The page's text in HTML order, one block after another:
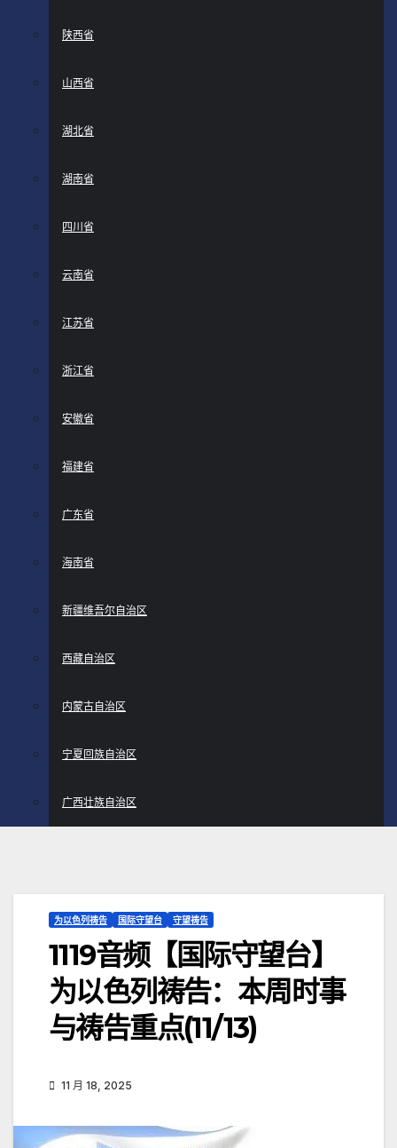
陕西省
山西省
湖北省
湖南省
四川省
云南省
江苏省
浙江省
安徽省
福建省
广东省
海南省
新疆维吾尔自治区
西藏自治区
内蒙古自治区
宁夏回族自治区
广西壮族自治区
为以色列祷告 国际守望台 守望祷告
1119音频【国际守望台】
为以色列祷告：本周时事
与祷告重点(11/13)
11 月 18, 2025